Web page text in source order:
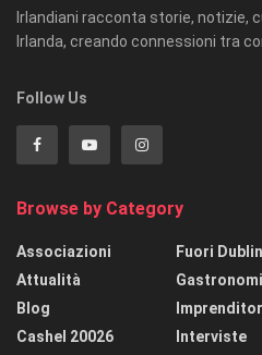
Irlandiani racconta storie, notizie,
Irlanda, creando connessioni tra
Follow Us
Browse by Category
Associazioni
Attualità
Blog
Cashel 20026
Fuori
Interviste